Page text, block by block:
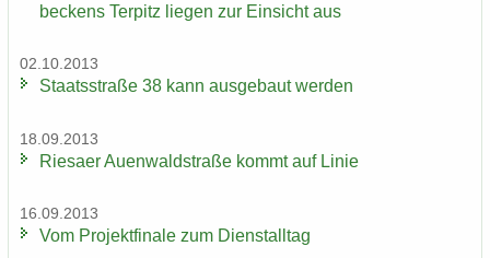
be­ckens Ter­pitz lie­gen zur Ein­sicht aus
02.10.2013
Staats­stra­ße 38 kann aus­ge­baut wer­den
18.09.2013
Rie­sa­er Au­en­wald­stra­ße kommt auf Linie
16.09.2013
Vom Pro­jekt­fi­na­le zum Dienst­all­tag